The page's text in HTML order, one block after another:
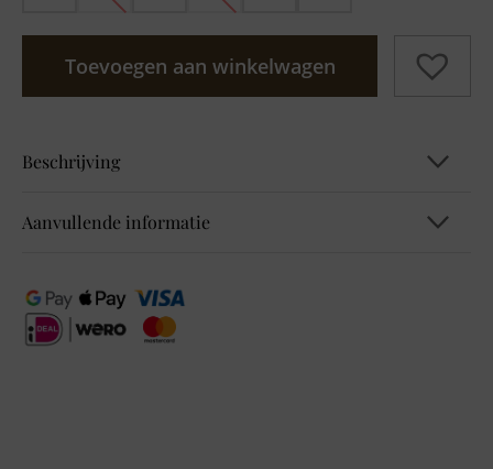
Toevoegen aan winkelwagen
Beschrijving
B380396 NOS Style Chelsea Shorts Su
Aanvullende informatie
4063043033417, 4063043033479,
4063043033530, 4063043033592,